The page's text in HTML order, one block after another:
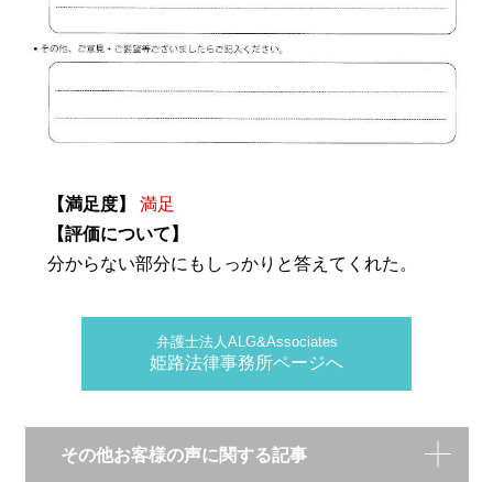
【満足度】
満足
【評価について】
分からない部分にもしっかりと答えてくれた。
弁護士法人ALG&Associates
姫路法律事務所ページへ
その他お客様の声に関する記事